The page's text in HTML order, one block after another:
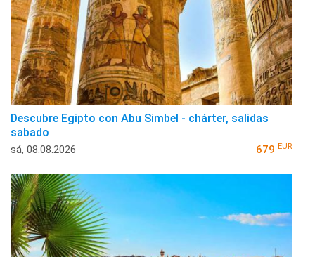
Descubre Egipto con Abu Simbel - chárter, salidas
sabado
sá, 08.08.2026 679 EUR